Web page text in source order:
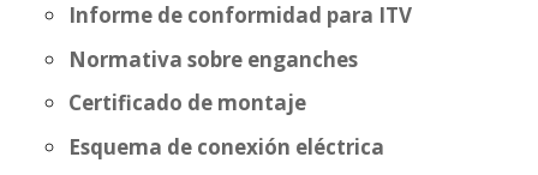
Informe de conformidad para ITV
Normativa sobre enganches
Certificado de montaje
Esquema de conexión eléctrica